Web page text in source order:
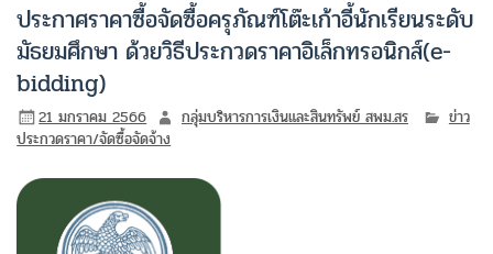
ประกาศราคาซื้อจัดซื้อครุภัณฑ์โต๊ะเก้าอี้นักเรียนระดับ
มัธยมศึกษา ด้วยวิธีประกวดราคาอิเล็กทรอนิกส์(e-
bidding)
21 มกราคม 2566 กลุ่มบริหารการเงินและสินทรัพย์ สพม.สร
ข่าว
ประกวดราคา/จัดซื้อจัดจ้าง